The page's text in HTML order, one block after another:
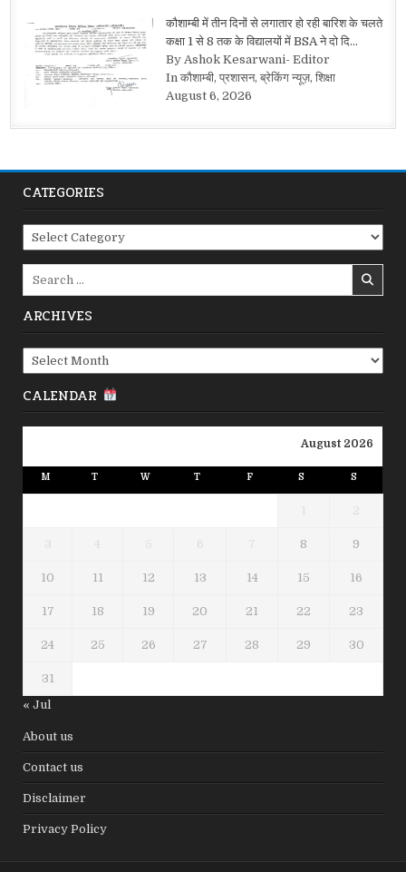
कौशाम्बी में तीन दिनों से लगातार हो रही बारिश के चलते
कक्षा 1 से 8 तक के विद्यालयों में BSA ने दो दि…
By Ashok Kesarwani- Editor
In कौशाम्बी, प्रशासन, ब्रेकिंग न्यूज़, शिक्षा
August 6, 2026
CATEGORIES
Categories
ARCHIVES
Archives
CALENDAR
August 2026
M T W T F S S
1 2
3 4 5 6 7 8 9
10 11 12 13 14 15 16
17 18 19 20 21 22 23
24 25 26 27 28 29 30
31
« Jul
About us
Contact us
Disclaimer
Privacy Policy